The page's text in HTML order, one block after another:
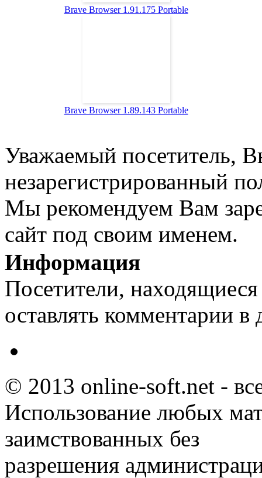
Brave Browser 1.91.175 Portable
Brave Browser 1.89.143 Portable
Уважаемый посетитель,
незарегистрированный
Мы рекомендуем Вам
сайт под своим именем.
Информация
Посетители,
оставлять комментарии в
© 2013 online-soft.net -
Использование любых
заимствованных без
разрешения